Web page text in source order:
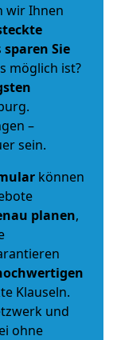
wir Ihnen
sparen Sie
möglich ist?
–
sein.
können
planen,
Klauseln.
und
ohne